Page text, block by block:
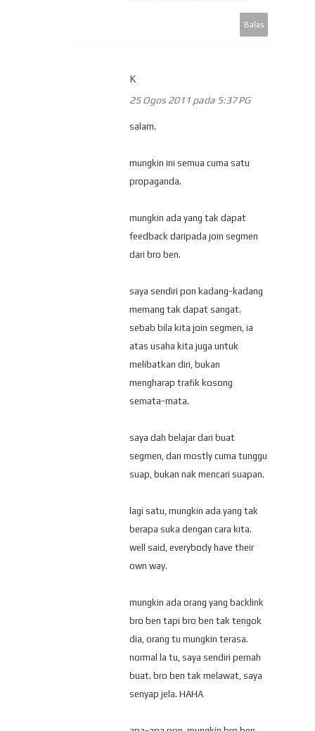
Balas
K
25 Ogos 2011 pada 5:37 PG
salam.
mungkin ini semua cuma satu
propaganda.
mungkin ada yang tak dapat
feedback daripada join segmen
dari bro ben.
saya sendiri pon kadang-kadang
memang tak dapat sangat.
sebab bila kita join segmen, ia
atas usaha kita juga untuk
melibatkan diri, bukan
mengharap trafik kosong
semata-mata.
saya dah belajar dari buat
segmen, dan mostly cuma tunggu
suap, bukan nak mencari suapan.
lagi satu, mungkin ada yang tak
berapa suka dengan cara kita.
well said, everybody have their
own way.
mungkin ada orang yang backlink
bro ben tapi bro ben tak tengok
dia, orang tu mungkin terasa.
normal la tu, saya sendiri pernah
buat. bro ben tak melawat, saya
senyap jela. HAHA